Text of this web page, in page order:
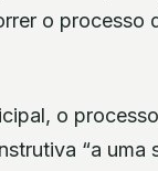
o processo
o
“a uma